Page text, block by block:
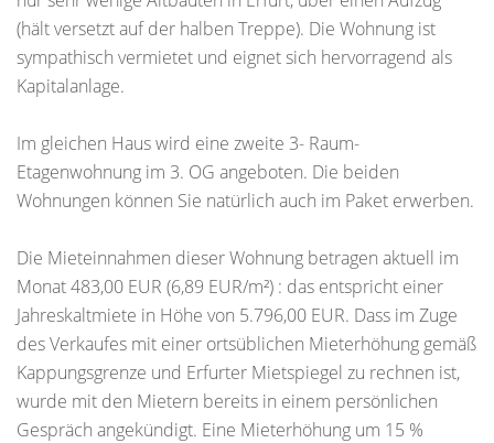
(hält versetzt auf der halben Treppe). Die Wohnung ist
sympathisch vermietet und eignet sich hervorragend als
Kapitalanlage.
Im gleichen Haus wird eine zweite 3- Raum-
Etagenwohnung im 3. OG angeboten. Die beiden
Wohnungen können Sie natürlich auch im Paket erwerben.
Die Mieteinnahmen dieser Wohnung betragen aktuell im
Monat 483,00 EUR (6,89 EUR/m²) : das entspricht einer
Jahreskaltmiete in Höhe von 5.796,00 EUR. Dass im Zuge
des Verkaufes mit einer ortsüblichen Mieterhöhung gemäß
Kappungsgrenze und Erfurter Mietspiegel zu rechnen ist,
wurde mit den Mietern bereits in einem persönlichen
Gespräch angekündigt. Eine Mieterhöhung um 15 %